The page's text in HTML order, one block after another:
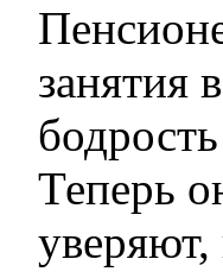
занятия
Теперь